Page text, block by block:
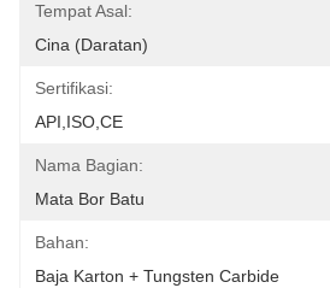
Tempat Asal:
Cina (daratan)
Sertifikasi:
API,ISO,CE
Nama Bagian:
Mata Bor Batu
Bahan:
Baja Karton + Tungsten Carbide